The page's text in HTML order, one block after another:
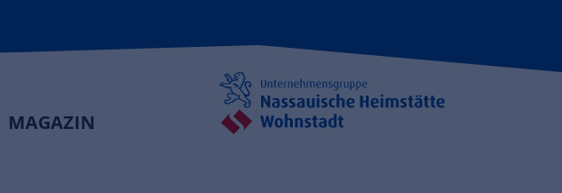
MAGAZIN